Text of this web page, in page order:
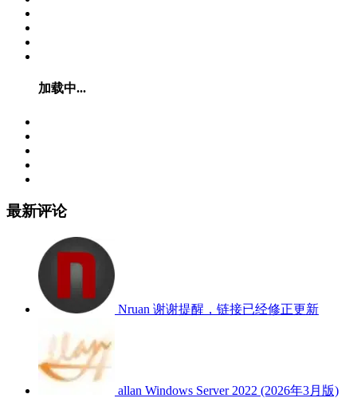
加载中...
最新评论
Nruan 谢谢提醒，链接已经修正更新
allan Windows Server 2022 (2026年3月版)